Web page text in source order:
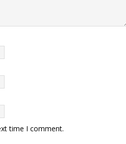
time I comment.